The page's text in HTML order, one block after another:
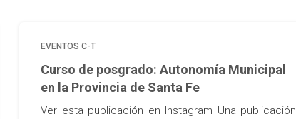
EVENTOS C-T
Curso de posgrado: Autonomía Municipal
en la Provincia de Santa Fe
Ver esta publicación en Instagram Una publicación